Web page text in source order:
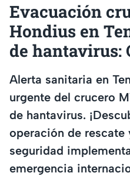
Evacuación
Hondius en
de hantavirus:
Alerta sanitaria en
urgente del crucero
de hantavirus.
operación de rescate
seguridad
emergencia